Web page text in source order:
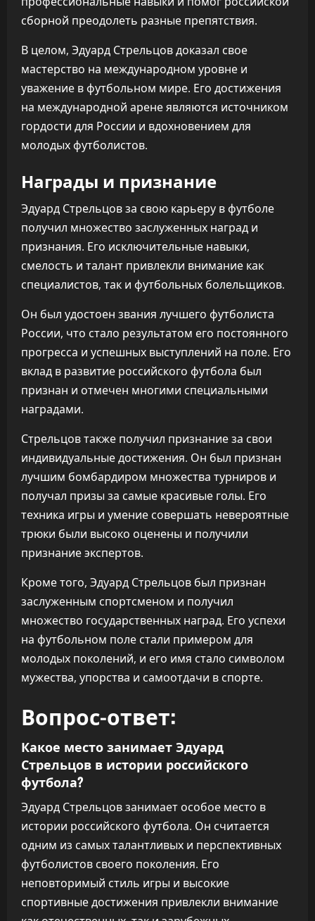
сборной преодолеть разные препятствия.
В целом, Эдуард Стрельцов доказал свое
мастерство на международном уровне и
уважение в футбольном мире. Его достижения
на международной арене являются источником
гордости для России и вдохновением для
молодых футболистов.
Награды и признание
Эдуард Стрельцов за свою карьеру в футболе
получил множество заслуженных наград и
признания. Его исключительные навыки,
смелость и талант привлекли внимание как
специалистов, так и футбольных болельщиков.
Он был удостоен звания лучшего футболиста
России, что стало результатом его постоянного
прогресса и успешных выступлений на поле. Его
вклад в развитие российского футбола был
признан и отмечен многими специальными
наградами.
Стрельцов также получил признание за свои
индивидуальные достижения. Он был признан
лучшим бомбардиром множества турниров и
получал призы за самые красивые голы. Его
техника игры и умение совершать невероятные
трюки были высоко оценены и получили
признание экспертов.
Кроме того, Эдуард Стрельцов был признан
заслуженным спортсменом и получил
множество государственных наград. Его успехи
на футбольном поле стали примером для
молодых поколений, и его имя стало символом
мужества, упорства и самоотдачи в спорте.
Вопрос-ответ:
Какое место занимает Эдуард
Стрельцов в истории российского
футбола?
Эдуард Стрельцов занимает особое место в
истории российского футбола. Он считается
одним из самых талантливых и перспективных
футболистов своего поколения. Его
неповторимый стиль игры и высокие
спортивные достижения привлекли внимание